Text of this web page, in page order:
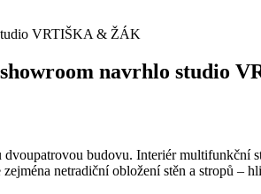
VRTIŠKA & ŽÁK
navrhlo studio
budovu. Interiér multifunkční
netradiční obložení stěn a stropů –